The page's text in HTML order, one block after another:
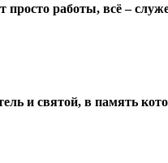
просто работы, всё –
и святой, в память